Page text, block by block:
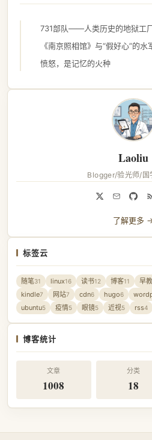
Laoliu
Blogger/验光师/国
了解更多
标签云
随笔31 linux16 读书12 博客11 早教
kindle7 网站7 cdn6 hugo6
ubuntu5 疫情5 眼镜5 近视5 rss4
博客统计
文章
1008
分类
18
731部队——人类历史的地狱工
《南京照相馆》与“假好心”的水
愤怒，是记忆的火种